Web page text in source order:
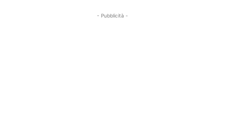
- Pubblicità -